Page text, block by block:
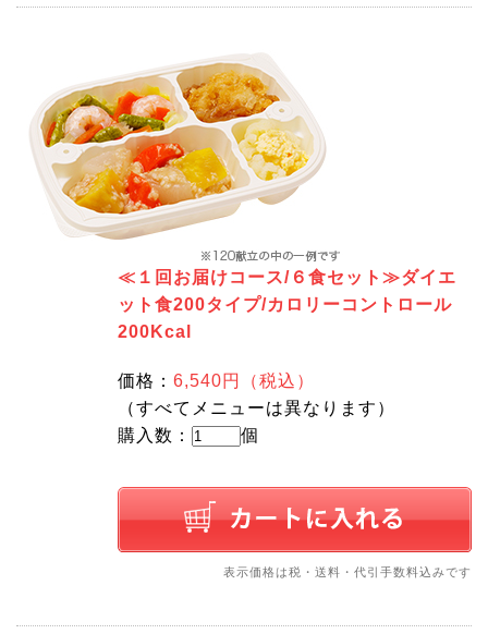
≪１回お届けコース/６食セット≫ダイエ
ット食200タイプ/カロリーコントロール
200Kcal
価格： 6,540円（税込）
（すべてメニューは異なります）
購入数：
個
表示価格は税・送料・代引手数料込みです